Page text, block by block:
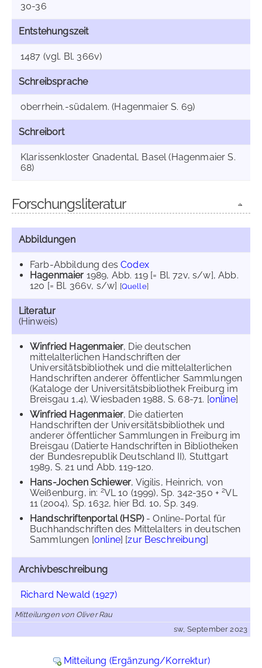
30-36
Entstehungszeit
1487 (vgl. Bl. 366v)
Schreibsprache
oberrhein.-südalem. (Hagenmaier S. 69)
Schreibort
Klarissenkloster Gnadental, Basel (Hagenmaier S.
68)
Forschungsliteratur
Abbildungen
Farb-Abbildung desCodex
Hagenmaier 1989, Abb. 119 [= Bl. 72v, s/w], Abb.
120 [= Bl. 366v, s/w] [Quelle]
Literatur
(Hinweis)
Winfried Hagenmaier, Die deutschen
mittelalterlichen Handschriften der
Universitätsbibliothek und die mittelalterlichen
Handschriften anderer öffentlicher Sammlungen
(Kataloge der Universitätsbibliothek Freiburg im
Breisgau 1,4), Wiesbaden 1988, S. 68-71. [online]
Winfried Hagenmaier, Die datierten
Handschriften der Universitätsbibliothek und
anderer öffentlicher Sammlungen in Freiburg im
Breisgau (Datierte Handschriften in Bibliotheken
der Bundesrepublik Deutschland II), Stuttgart
1989, S. 21 und Abb. 119-120.
Hans-Jochen Schiewer, Vigilis, Heinrich, von
Weißenburg, in: 2VL 10 (1999), Sp. 342-350 +2VL
11 (2004), Sp. 1632, hier Bd. 10, Sp. 349.
Handschriftenportal (HSP)- Online-Portal für
Buchhandschriften des Mittelalters in deutschen
Sammlungen [online] [zur Beschreibung]
Archivbeschreibung
Richard Newald (1927)
Mitteilungen von Oliver Rau
sw, September 2023
Mitteilung (Ergänzung/Korrektur)